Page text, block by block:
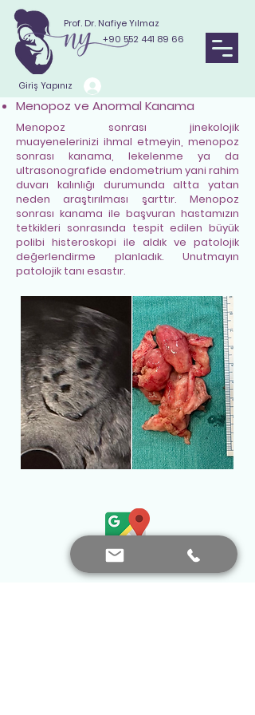
Prof. Dr. Nafiye Yılmaz
+90 552 441 89 66
Giriş Yapınız
Menopoz ve Anormal Kanama
Menopoz sonrası jinekolojik
muayenelerinizi ihmal etmeyin, menopoz
sonrası kanama, lekelenme ya da
ultrasonografide endometrium yani rahim
duvarı kalınlığı durumunda altta yatan
neden araştırılması şarttır. Menopoz
sonrası kanama ile başvuran hastamızın
tetkikleri sonrasında tespit edilen büyük
polibi histeroskopi ile aldık ve patolojik
değerlendirme planladık. Unutmayın
patolojik tanı esastır.
Bana Ulaşın